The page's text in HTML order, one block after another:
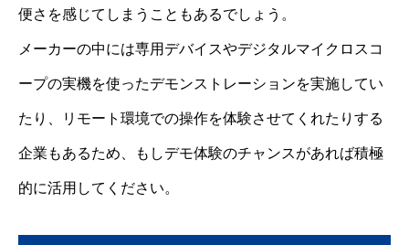
便さを感じてしまうこともあるでしょう。
メーカーの中には専用デバイスやデジタルマイクロスコ
ープの実機を使ったデモンストレーションを実施してい
たり、リモート環境での操作を体験させてくれたりする
企業もあるため、もしデモ体験のチャンスがあれば積極
的に活用してください。